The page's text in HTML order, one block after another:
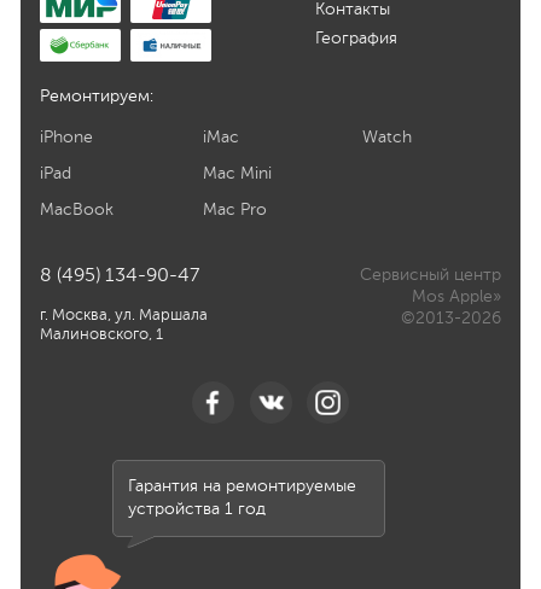
Контакты
География
Ремонтируем:
iPhone
iPad
MacBook
iMac
Mac Mini
Mac Pro
Watch
8 (495) 134-90-47
г. Москва, ул. Маршала
Малиновского, 1
Сервисный центр
Mos Apple»
©2013-2026
Гарантия на ремонтируемые
устройства 1 год